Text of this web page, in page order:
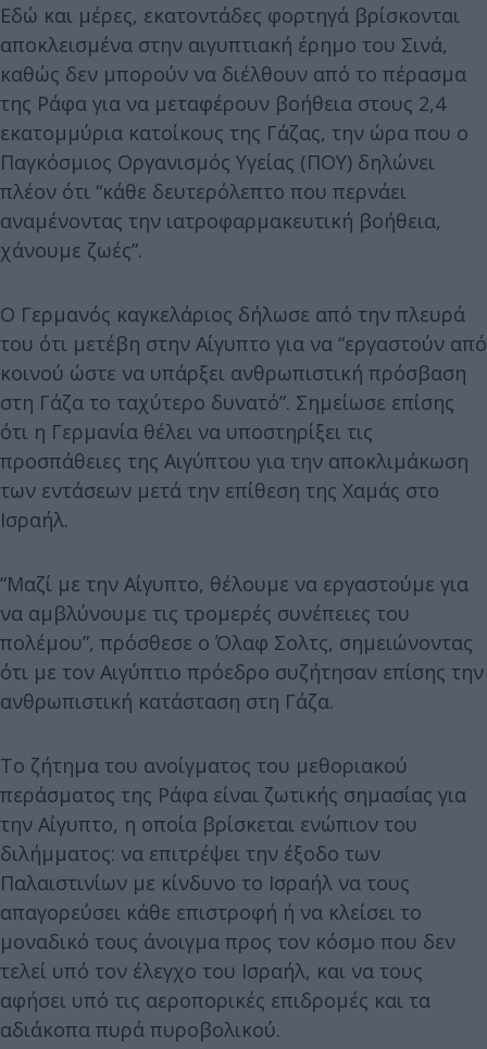
Εδώ και μέρες, εκατοντάδες φορτηγά βρίσκονται
αποκλεισμένα στην αιγυπτιακή έρημο του Σινά,
καθώς δεν μπορούν να διέλθουν από το πέρασμα
της Ράφα για να μεταφέρουν βοήθεια στους 2,4
εκατομμύρια κατοίκους της Γάζας, την ώρα που ο
Παγκόσμιος Οργανισμός Υγείας (ΠΟΥ) δηλώνει
πλέον ότι “κάθε δευτερόλεπτο που περνάει
αναμένοντας την ιατροφαρμακευτική βοήθεια,
χάνουμε ζωές”.
Ο Γερμανός καγκελάριος δήλωσε από την πλευρά
του ότι μετέβη στην Αίγυπτο για να “εργαστούν από
κοινού ώστε να υπάρξει ανθρωπιστική πρόσβαση
στη Γάζα το ταχύτερο δυνατό”. Σημείωσε επίσης
ότι η Γερμανία θέλει να υποστηρίξει τις
προσπάθειες της Αιγύπτου για την αποκλιμάκωση
των εντάσεων μετά την επίθεση της Χαμάς στο
Ισραήλ.
“Μαζί με την Αίγυπτο, θέλουμε να εργαστούμε για
να αμβλύνουμε τις τρομερές συνέπειες του
πολέμου”, πρόσθεσε ο Όλαφ Σολτς, σημειώνοντας
ότι με τον Αιγύπτιο πρόεδρο συζήτησαν επίσης την
ανθρωπιστική κατάσταση στη Γάζα.
Το ζήτημα του ανοίγματος του μεθοριακού
περάσματος της Ράφα είναι ζωτικής σημασίας για
την Αίγυπτο, η οποία βρίσκεται ενώπιον του
διλήμματος: να επιτρέψει την έξοδο των
Παλαιστινίων με κίνδυνο το Ισραήλ να τους
απαγορεύσει κάθε επιστροφή ή να κλείσει το
μοναδικό τους άνοιγμα προς τον κόσμο που δεν
τελεί υπό τον έλεγχο του Ισραήλ, και να τους
αφήσει υπό τις αεροπορικές επιδρομές και τα
αδιάκοπα πυρά πυροβολικού.